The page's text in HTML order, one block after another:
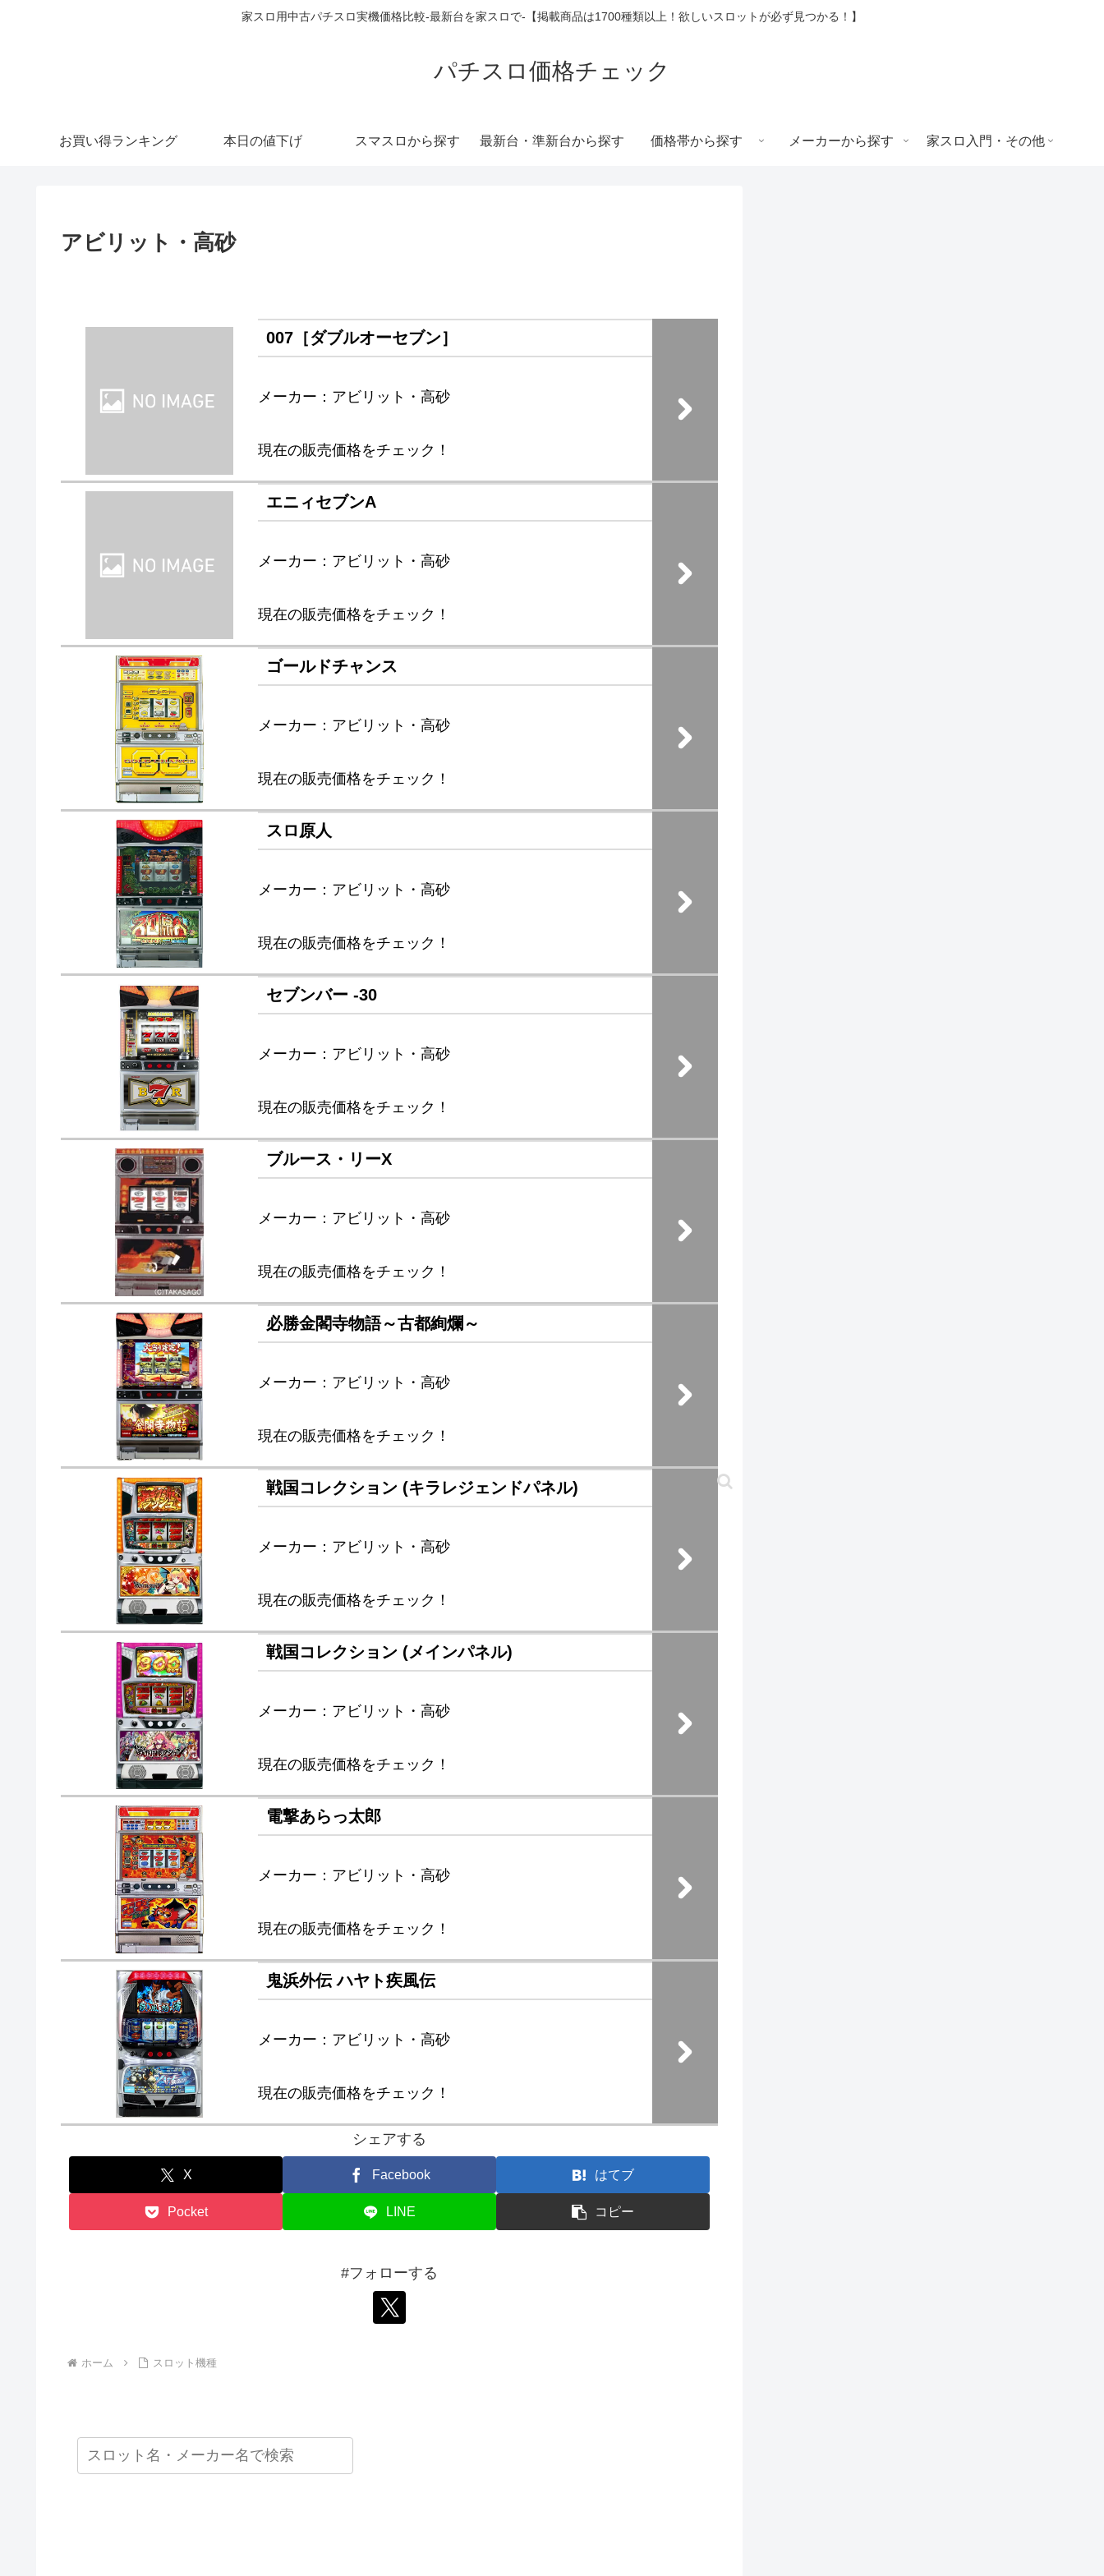
家スロ用中古パチスロ実機価格比較-最新台を家スロで-【掲載商品は1700種類以上！欲しいスロットが必ず見つかる！】
パチスロ価格チェック
お買い得ランキング 本日の値下げ スマスロから探す 最新台・準新台から探す 価格帯から探す メーカーから探す 家スロ入門・その他
アビリット・高砂
007［ダブルオーセブン］
メーカー：アビリット・高砂
現在の販売価格をチェック！
エニィセブンA
メーカー：アビリット・高砂
現在の販売価格をチェック！
ゴールドチャンス
メーカー：アビリット・高砂
現在の販売価格をチェック！
スロ原人
メーカー：アビリット・高砂
現在の販売価格をチェック！
セブンバー -30
メーカー：アビリット・高砂
現在の販売価格をチェック！
ブルース・リーX
メーカー：アビリット・高砂
現在の販売価格をチェック！
必勝金閣寺物語～古都絢爛～
メーカー：アビリット・高砂
現在の販売価格をチェック！
戦国コレクション (キラレジェンドパネル)
メーカー：アビリット・高砂
現在の販売価格をチェック！
戦国コレクション (メインパネル)
メーカー：アビリット・高砂
現在の販売価格をチェック！
電撃あらっ太郎
メーカー：アビリット・高砂
現在の販売価格をチェック！
鬼浜外伝 ハヤト疾風伝
メーカー：アビリット・高砂
現在の販売価格をチェック！
シェアする
X Facebook はてブ
Pocket LINE コピー
#フォローする
ホーム スロット機種